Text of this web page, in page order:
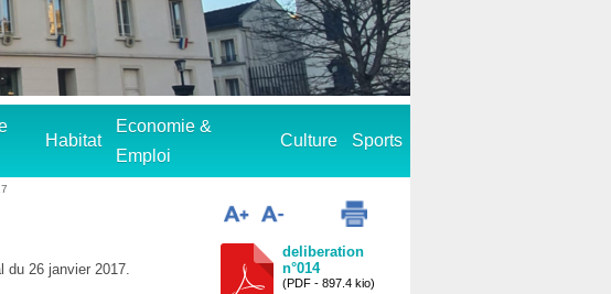
Habitat
Economie &
Emploi
Culture Sports
du 26 janvier 2017.
deliberation
n°014
(PDF - 897.4 kio)